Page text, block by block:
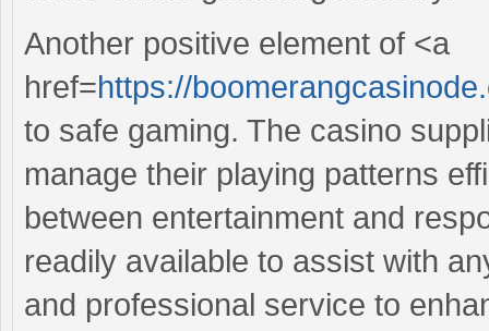
Another positive element of <a
href=https://
to safe gaming. The casino
manage their playing patterns
between entertainment and
readily available to assist with
and professional service to